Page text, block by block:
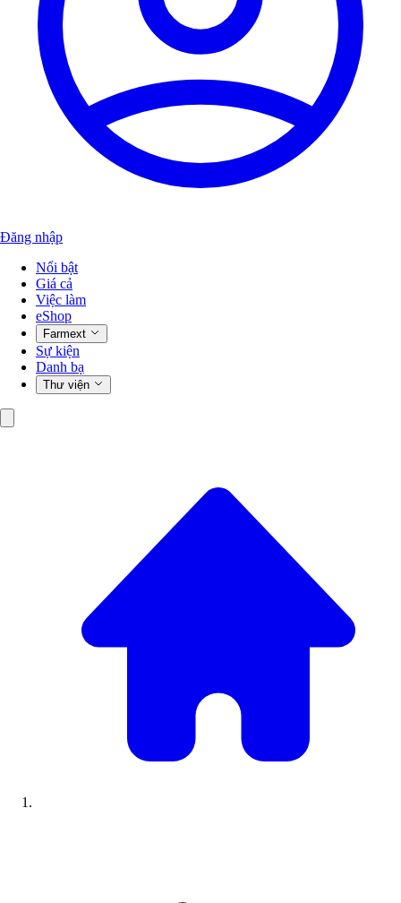
Đăng nhập
Nổi bật
Giá cả
Việc làm
eShop
Farmext
Sự kiện
Danh bạ
Thư viện